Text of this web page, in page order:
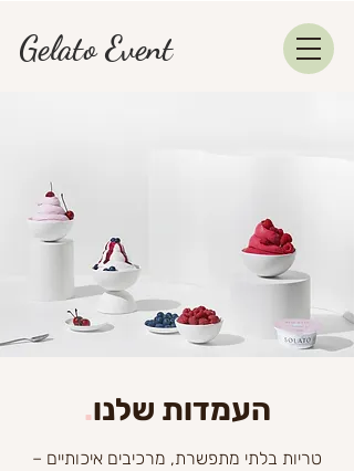
Gelato Event
העמדות שלנו.
טריות בלתי מתפשרת, מרכיבים איכותיים –